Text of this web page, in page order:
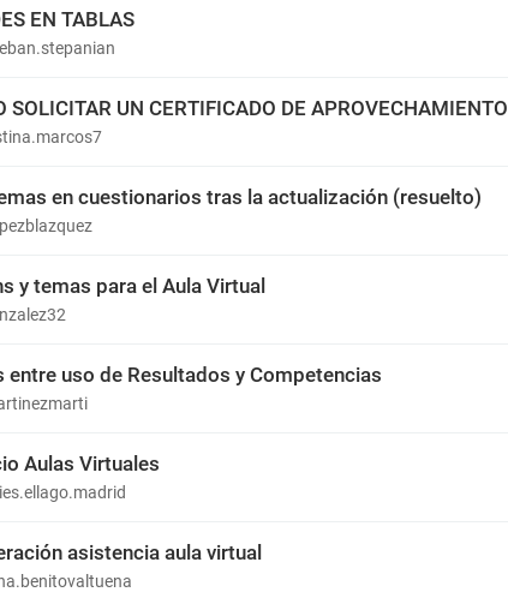
EN TABLAS
SOLICITAR UN CERTIFICADO DE APROVECHAMIENTO
en cuestionarios tras la actualización (resuelto)
y temas para el Aula Virtual
entre uso de Resultados y Competencias
Aulas Virtuales
asistencia aula virtual